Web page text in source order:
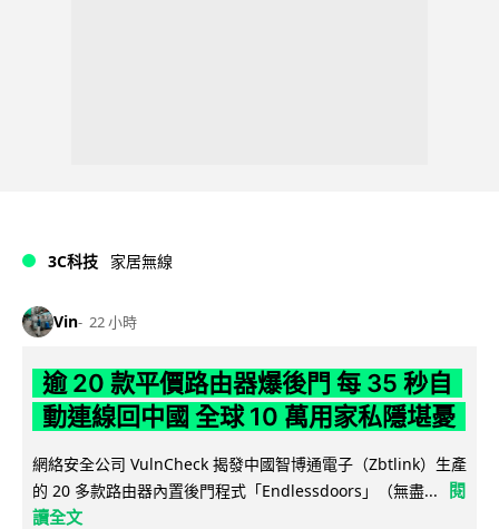
3C科技 家居無線
Vin 22 小時
逾 20 款平價路由器爆後門 每 35 秒自
動連線回中國 全球 10 萬用家私隱堪憂
網絡安全公司 VulnCheck 揭發中國智博通電子（Zbtlink）生產
的 20 多款路由器內置後門程式「Endlessdoors」（無盡...
閱
讀全文